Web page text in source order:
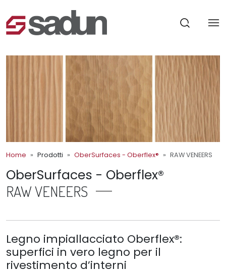
Home Prodotti OberSurfaces - Oberflex® RAW VENEERS
OberSurfaces - Oberflex®
RAW VENEERS
Legno impiallacciato Oberflex®:
superfici in vero legno per il
rivestimento d’interni